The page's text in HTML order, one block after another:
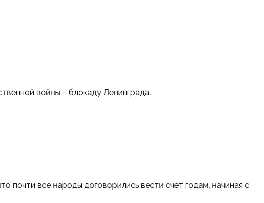
войны – блокаду Ленинграда.
все народы договорились вести счёт годам, начиная с